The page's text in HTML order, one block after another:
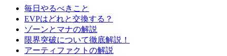
毎日やるべきこと
EVPはどれと交換する？
ゾーンとマナの解説
限界突破について徹底解説！
アーティファクトの解説